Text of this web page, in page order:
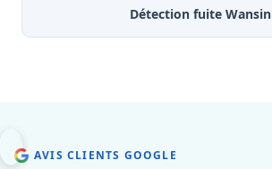
Détection fuite Wansin
AVIS CLIENTS GOOGLE